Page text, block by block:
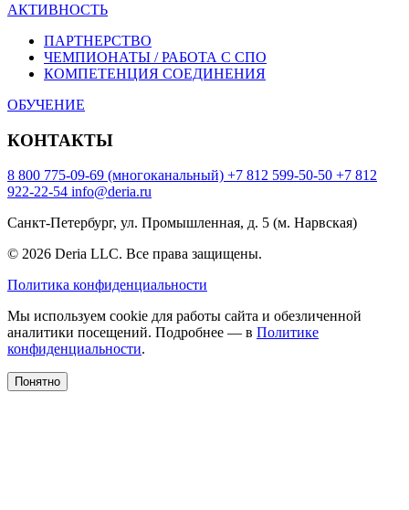
АКТИВНОСТЬ
ПАРТНЕРСТВО
ЧЕМПИОНАТЫ / РАБОТА С СПО
КОМПЕТЕНЦИЯ СОЕДИНЕНИЯ
ОБУЧЕНИЕ
КОНТАКТЫ
8 800 775-09-69 (многоканальный) +7 812 599-50-50 +7 812
922-22-54 info@deria.ru
Санкт-Петербург, ул. Промышленная, д. 5 (м. Нарвская)
© 2026 Deria LLC. Все права защищены.
Политика конфиденциальности
Мы используем cookie для работы сайта и обезличенной
аналитики посещений. Подробнее — в Политике
конфиденциальности.
Понятно